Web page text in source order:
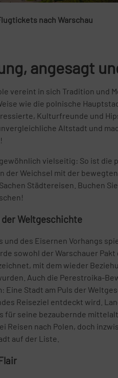
nach Warschau
angesagt
vereint in sich Tradition und
wie die polnische
Kulturfreunde und
Altstadt und
vielseitig: So ist die
der Weichsel mit der
Städtereisen. Buchen
Weltgeschichte
und des Eisernen Vorhangs
sowohl der Warschauer
mit dem wieder
Auch die Perestroika-
Eine Stadt am Puls der
Reiseziel entdeckt wird.
für seine bezaubernde
Reisen nach Polen, doch
auf der Liste.